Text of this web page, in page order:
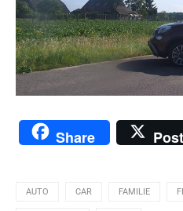
Share Post
AUTO CAR FAMILIE